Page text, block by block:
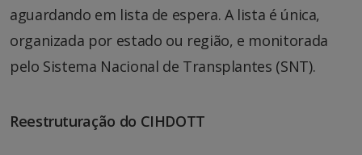
aguardando em lista de espera. A lista é única,
organizada por estado ou região, e monitorada
pelo Sistema Nacional de Transplantes (SNT).
Reestruturação do CIHDOTT